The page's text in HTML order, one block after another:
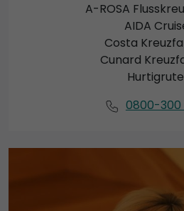
A-ROSA
AIDA
Costa
Cunard
0800-300